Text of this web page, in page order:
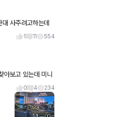
사주려고하는데
1 11 554
보고 있는데 미니
0 4 234